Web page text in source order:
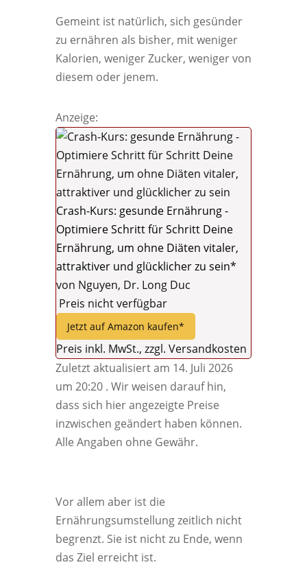
Gemeint ist natürlich, sich gesünder
zu ernähren als bisher, mit weniger
Kalorien, weniger Zucker, weniger von
diesem oder jenem.
Anzeige:
Crash-Kurs: gesunde Ernährung -
Optimiere Schritt für Schritt Deine
Ernährung, um ohne Diäten vitaler,
attraktiver und glücklicher zu sein*
von Nguyen, Dr. Long Duc
Preis nicht verfügbar
Jetzt auf Amazon kaufen*
Preis inkl. MwSt., zzgl. Versandkosten
Zuletzt aktualisiert am 14. Juli 2026
um 20:20 . Wir weisen darauf hin,
dass sich hier angezeigte Preise
inzwischen geändert haben können.
Alle Angaben ohne Gewähr.
Vor allem aber ist die
Ernährungsumstellung zeitlich nicht
begrenzt. Sie ist nicht zu Ende, wenn
das Ziel erreicht ist.